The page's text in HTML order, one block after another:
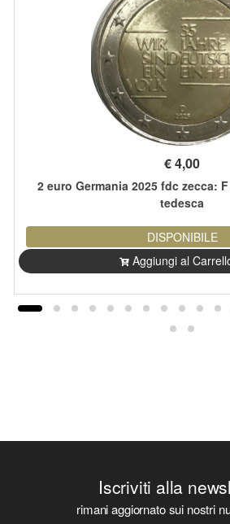
€4,00
2 euro Germania 2025 fdc zecca:
tedesca
DISPONIBILE
Aggiungi al
Iscriviti alla
rimani aggiornato sui nostri